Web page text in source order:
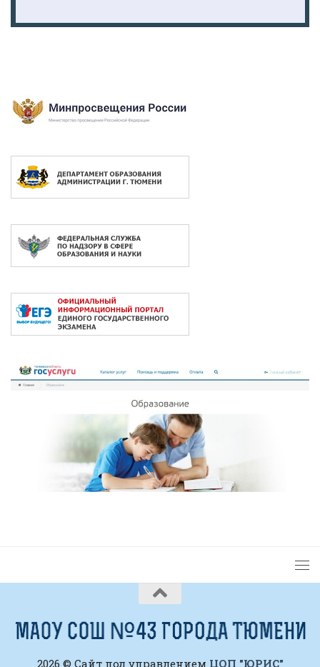
2026 © Сайт под управлением ЦОП "ЮРИС"